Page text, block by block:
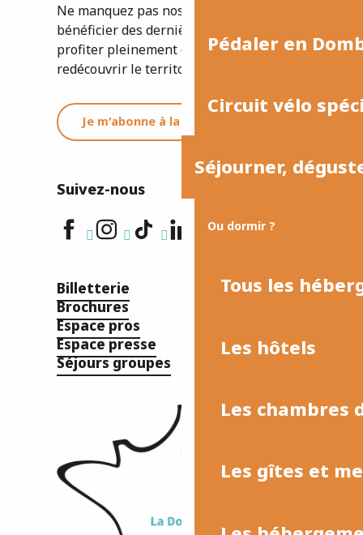
Pédaler en
Circuit vélo
Séjourner,
Ou dormir ?
Tous les
Les hôtels
Les chambres
Les gîtes et
Ne manquez pas nos newsletters pour
bénéficier des dernières informations et
profiter pleinement de votre séjour ou
redécouvrir le territoire.
Je m'abonne à la newsletter
Suivez-nous
Billetterie
Brochures
Espace pros
Espace presse
Séjours groupes